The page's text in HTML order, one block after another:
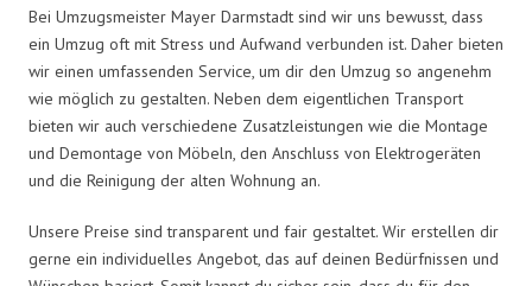
Bei Umzugsmeister Mayer Darmstadt sind wir uns bewusst, dass
ein Umzug oft mit Stress und Aufwand verbunden ist. Daher bieten
wir einen umfassenden Service, um dir den Umzug so angenehm
wie möglich zu gestalten. Neben dem eigentlichen Transport
bieten wir auch verschiedene Zusatzleistungen wie die Montage
und Demontage von Möbeln, den Anschluss von Elektrogeräten
und die Reinigung der alten Wohnung an.
Unsere Preise sind transparent und fair gestaltet. Wir erstellen dir
gerne ein individuelles Angebot, das auf deinen Bedürfnissen und